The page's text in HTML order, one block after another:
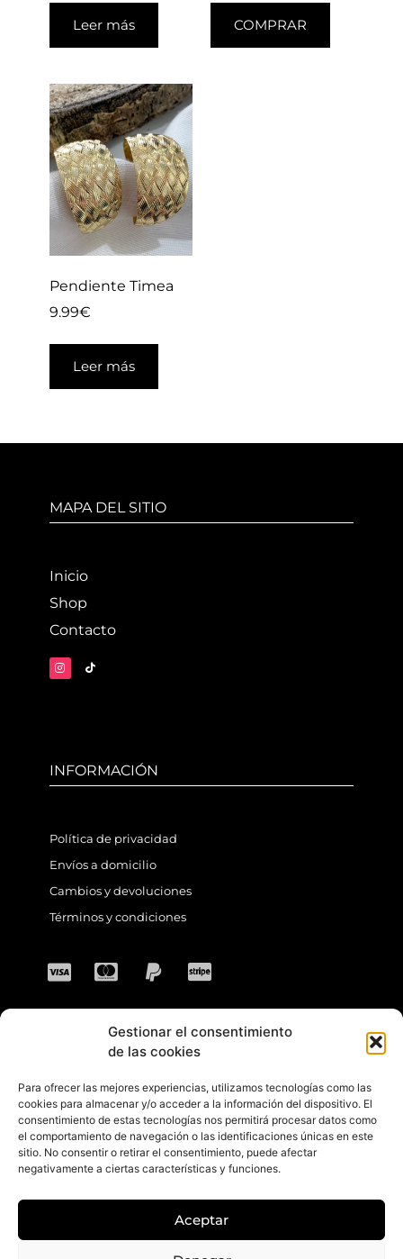
Gestionar el consentimiento
de las cookies
Para ofrecer las mejores experiencias, utilizamos tecnologías como las
cookies para almacenar y/o acceder a la información del dispositivo. El
consentimiento de estas tecnologías nos permitirá procesar datos como
el comportamiento de navegación o las identificaciones únicas en este
sitio. No consentir o retirar el consentimiento, puede afectar
negativamente a ciertas características y funciones.
Aceptar
Leer más COMPRAR
Pendiente Timea
9.99€
Leer más
MAPA DEL SITIO
Inicio
Shop
Contacto
INFORMACIÓN
Política de privacidad
Envíos a domicilio
Cambios y devoluciones
Términos y condiciones
CONTACTO
Dirección: C. Sta. María Magdalena, 14,
41701 Dos Hermanas, Sevilla, España
Teléfono +34 694 46 69 91
hs y 17:30 a 20:30 hs. Sábados de 10:30 a